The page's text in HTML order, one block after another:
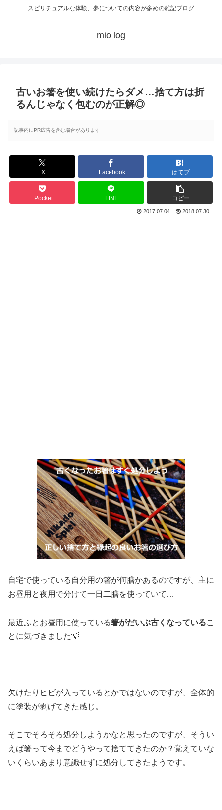
スピリチュアルな体験、夢についての内容が多めの雑記ブログ
mio log
古いお箸を使い続けたらダメ…捨て方は折
るんじゃなく包むのが正解◎
記事内にPR広告を含む場合があります
X Facebook はてブ
Pocket LINE コピー
2017.07.04 2018.07.30
自宅で使っている自分用の箸が何膳かあるのですが、主に
お昼用と夜用で分けて一日二膳を使っていて…
最近ふとお昼用に使っている箸がだいぶ古くなっているこ
とに気づきました💡
欠けたりヒビが入っているとかではないのですが、全体的
に塗装が剥げてきた感じ。
そこでそろそろ処分しようかなと思ったのですが、そうい
えば箸って今までどうやって捨ててきたのか？覚えていな
いくらいあまり意識せずに処分してきたようです。